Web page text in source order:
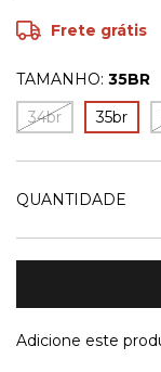
Frete grátis
TAMANHO: 35BR
34br
35br
QUANTIDADE
Adicione este